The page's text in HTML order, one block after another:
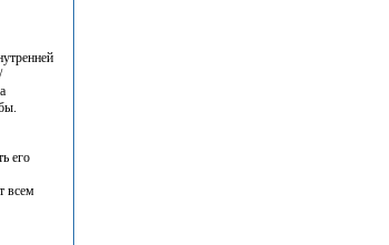
его
всем